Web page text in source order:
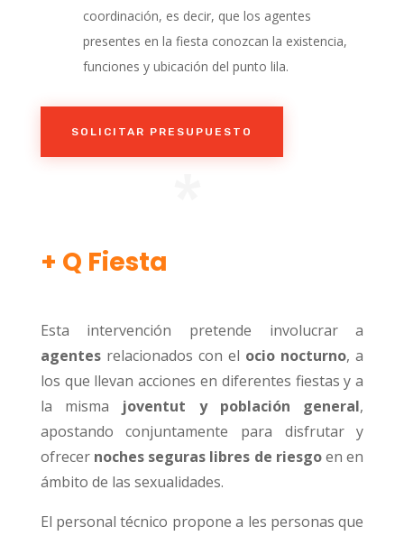
coordinación, es decir, que los agentes
presentes en la fiesta conozcan la existencia,
funciones y ubicación del punto lila.
SOLICITAR PRESUPUESTO
+ Q Fiesta
Esta intervención pretende involucrar a
agentesrelacionados con el ocio nocturno, a
los que llevan acciones en diferentes fiestas y a
la misma joventut y población general,
apostando conjuntamente para disfrutar y
ofrecer noches seguras libres de riesgoen en
ámbito de las sexualidades.
El personal técnico propone a les personas que